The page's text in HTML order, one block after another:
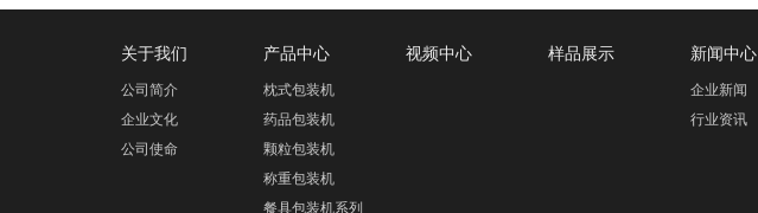
关于我们
公司简介
企业文化
公司使命
产品中心
枕式包装机
药品包装机
颗粒包装机
称重包装机
餐具包装机系列
视频中心 样品展示 新闻中心
企业新闻
行业资讯